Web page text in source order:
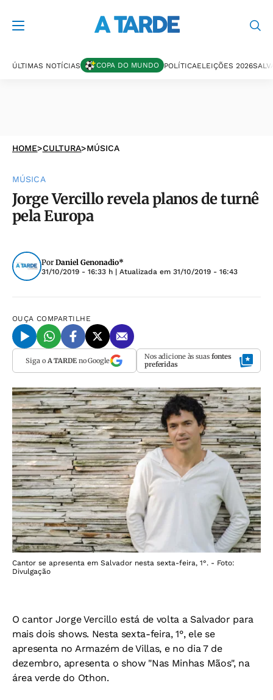
ÚLTIMAS NOTÍCIAS COPA DO MUNDO POLÍTICAELEIÇÕES 2026
HOME>CULTURA>MÚSICA
MÚSICA
Jorge Vercillo revela planos de turnê
pela Europa
Por Daniel Genonadio*
31/10/2019 - 16:33 h | Atualizada em 31/10/2019 - 16:43
OUÇA COMPARTILHE
Siga o A TARDEno Google Nos adicione às suas fontes
preferidas
Cantor se apresenta em Salvador nesta sexta-feira, 1°. - Foto:
Divulgação
O cantor Jorge Vercillo está de volta a Salvador para
mais dois shows. Nesta sexta-feira, 1°, ele se
apresenta no Armazém de Villas, e no dia 7 de
dezembro, apresenta o show "Nas Minhas Mãos", na
área verde do Othon.